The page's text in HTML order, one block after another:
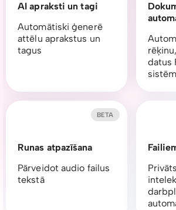
AI apraksti un tagi
Automātiski ģenerē
attēlu aprakstus un
tagus
datus
Runas atpazīšana
Pārveidot audio failus
tekstā
BETA